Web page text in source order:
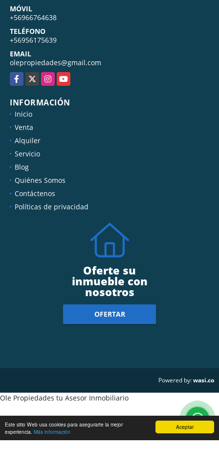
Aceptar
Este sitio Web usa cookies para asegurarte la mejor
experiencia. Más información
MÓVIL
+56966764638
TELÉFONO
+56956175639
EMAIL
olepropiedades@gmail.com
Facebook
X InstagramYouTube
INFORMACIÓN
Inicio
Venta
Alquiler
Servicio
Blog
Quiénes Somos
Contáctenos
Políticas de privacidad
Oferte su
inmueble con
nosotros
OFERTAR
Powered by:wasi.co
Ole Propiedades tu Asesor Inmobiliario